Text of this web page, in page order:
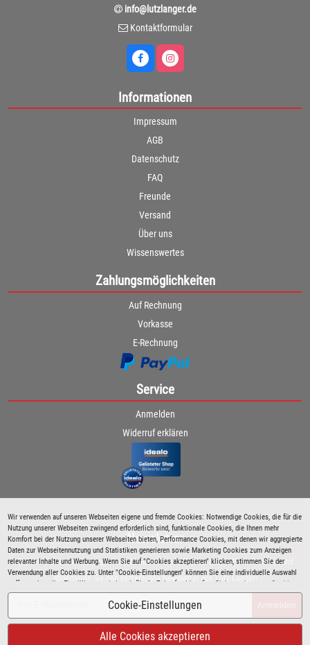
Wir verwenden auf unseren Webseiten eigene und fremde Cookies: Notwendige Cookies, die für die
Nutzung unserer Webseiten zwingend erforderlich sind, funktionale Cookies, die Ihnen mehr
Komfort bei der Nutzung unserer Webseiten bieten, Performance Cookies, mit denen wir aggregierte
Daten zur Webseitennutzung und Statistiken generieren sowie Marketing Cookies zum Anzeigen
relevanter Inhalte und Werbung. Wenn Sie auf "Cookies akzeptieren" klicken, stimmen Sie der
Verwendung aller Cookies zu. Unter "Cookie-Einstellungen" können Sie eine individuelle Auswahl
treffen und erteilte Einwilligungen jederzeit für die Zukunft widerrufen. Siehe auch unsere Cookie
Richtlinie.
Cookie-Einstellungen
Alle Cookies akzeptieren
info@lutzlanger.de
Kontaktformular
Informationen
Impressum
AGB
Datenschutz
FAQ
Freunde
Versand
Über uns
Wissenswertes
Zahlungsmöglichkeiten
Auf Rechnung
Vorkasse
E-Rechnung
Service
Anmelden
Widerruf erklären
Newsletter
Bleiben Sie immer über spezielle Aktionen sowie Produktneuheiten informiert und
abonnieren Sie den kostenlosen Newsletter von Lutz Langer!